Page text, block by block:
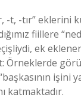
-t, -tır” eklerini
fiillere
ek
Örneklerde
işini
katmaktadır.